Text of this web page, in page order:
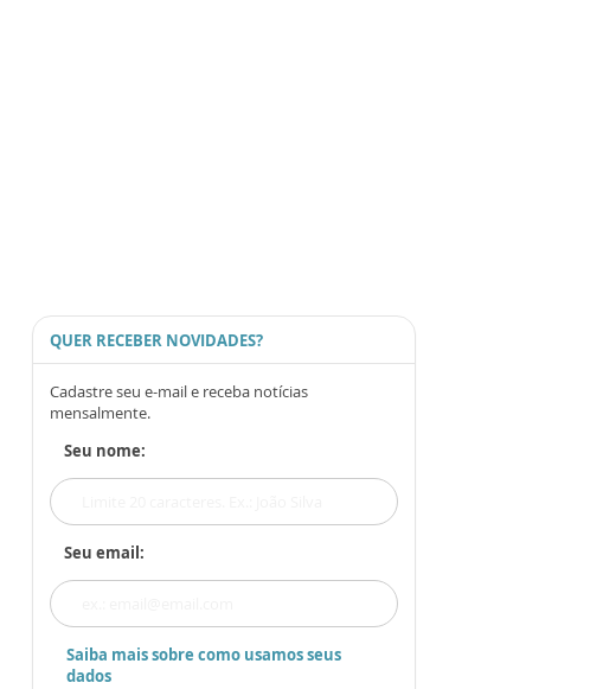
QUER RECEBER NOVIDADES?
Cadastre seu e-mail e receba notícias
mensalmente.
Seu nome:
Seu email:
Saiba mais sobre como usamos seus
dados